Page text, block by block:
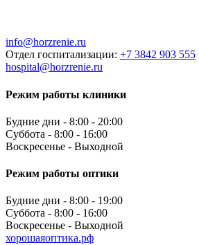
info@horzrenie.ru
Отдел госпитализации: +7 3842 903 555
hospital@horzrenie.ru
Режим работы клиники
Будние дни - 8:00 - 20:00
Суббота - 8:00 - 16:00
Воскресенье - Выходной
Режим работы оптики
Будние дни - 8:00 - 19:00
Суббота - 8:00 - 16:00
Воскресенье - Выходной
хорошаяоптика.рф